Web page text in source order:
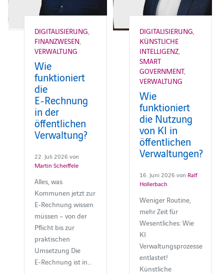
DIGITALISIERUNG
FINANZWESEN
VERWALTUNG
Wie
funktioniert
die
E‑Rechnung
in der
öffentlichen
Verwaltung?
22. Juli 2026 von
Martin Scheiffele
Alles, was
Kommunen jetzt zur
E‑Rechnung wissen
müssen – von der
Pflicht bis zur
praktischen
Umsetzung Die
E‑Rechnung ist in…
DIGITALISIERUNG
KÜNSTLICHE
INTELLIGENZ
SMART
GOVERNMENT,
VERWALTUNG
Wie
funktioniert
die Nutzung
von KI in
öffentlichen
Verwaltungen?
16. Juni 2026 von Ralf
Hollerbach
Weniger Routine,
mehr Zeit für
Wesentliches: Wie
KI
Verwaltungsprozesse
entlastet!
Künstliche